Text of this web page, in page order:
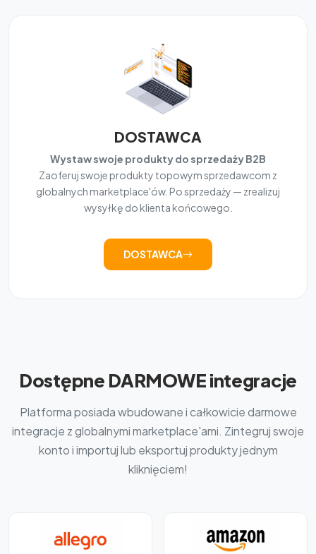
DOSTAWCA
Wystaw swoje produkty do sprzedaży B2B
Zaoferuj swoje produkty topowym sprzedawcom z
globalnych marketplace'ów. Po sprzedaży — zrealizuj
wysyłkę do klienta końcowego.
DOSTAWCA
Dostępne DARMOWE integracje
Platforma posiada wbudowane i całkowicie darmowe
integracje z globalnymi marketplace'ami. Zintegruj swoje
konto i importuj lub eksportuj produkty jednym
kliknięciem!